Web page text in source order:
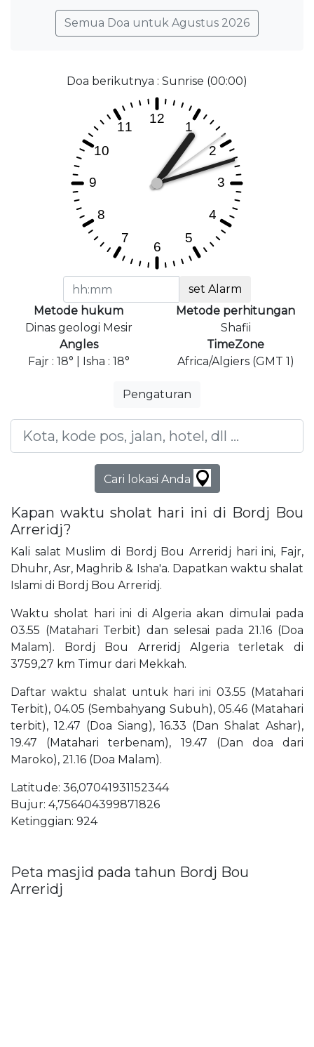
Semua Doa untuk Agustus 2026
Doa berikutnya : Sunrise (00:00)
set Alarm
Metode hukum
Dinas geologi Mesir
Metode perhitungan
Shafii
Angles
Fajr : 18° | Isha : 18°
TimeZone
Africa/Algiers (GMT 1)
Pengaturan
Cari lokasi Anda
Kapan waktu sholat hari ini di Bordj Bou
Arreridj?
Kali salat Muslim di Bordj Bou Arreridj hari ini, Fajr,
Dhuhr, Asr, Maghrib & Isha'a. Dapatkan waktu shalat
Islami di Bordj Bou Arreridj.
Waktu sholat hari ini di Algeria akan dimulai pada
03.55 (Matahari Terbit) dan selesai pada 21.16 (Doa
Malam). Bordj Bou Arreridj Algeria terletak di
3759,27 km Timur dari Mekkah.
Daftar waktu shalat untuk hari ini 03.55 (Matahari
Terbit), 04.05 (Sembahyang Subuh), 05.46 (Matahari
terbit), 12.47 (Doa Siang), 16.33 (Dan Shalat Ashar),
19.47 (Matahari terbenam), 19.47 (Dan doa dari
Maroko), 21.16 (Doa Malam).
Latitude: 36,07041931152344
Bujur: 4,756404399871826
Ketinggian: 924
Peta masjid pada tahun Bordj Bou
Arreridj